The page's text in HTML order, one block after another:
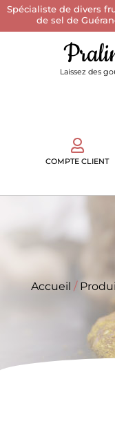
Spécialiste de divers
de sel de
Laissez des
COMPTE CLIENT
Accueil /